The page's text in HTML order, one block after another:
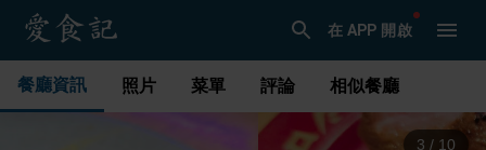
在 APP 開啟
餐廳資訊 照片 菜單 評論 相似餐廳
3 / 10